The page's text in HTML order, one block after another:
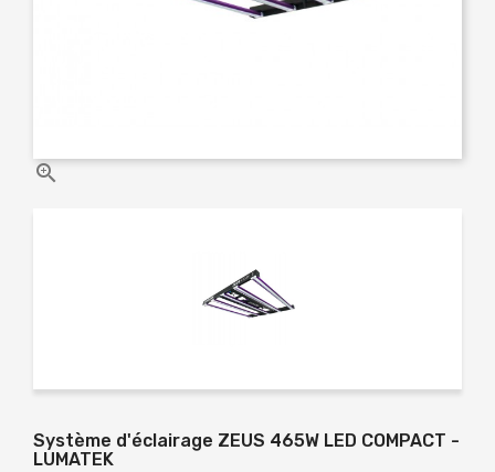

Système d'éclairage ZEUS 465W LED COMPACT -
LUMATEK